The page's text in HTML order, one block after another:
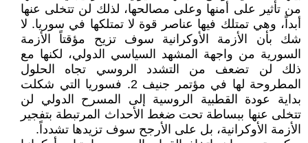
من تأثير على أمنها وعلى مصالحها، لذلك لن تتخلى عنها
أبداً، وهي تمتلك فيها عناصر قوة لا تمتلكها في سوريا. لا
شك بأن الأزمة الأوكرانية سوف تزيح مؤقتاً الأزمة
السورية من واجهة المشهد السياسي الدولي، لكنها مع
ذلك لن تضعف من التشدد الروسي تجاه الحلول
المطروحة لها في مؤتمر جنيف 2. فسوريا التي شكلت
بداية عودة القطبية الروسية إلى المسرح الدولي لن
تتخلى عنها ببساطة تحت ضغط الأحداث المرتبطة بتفجير
الأزمة الأوكرانية، بل على الأرجح سوف تزيدها تشدداً.